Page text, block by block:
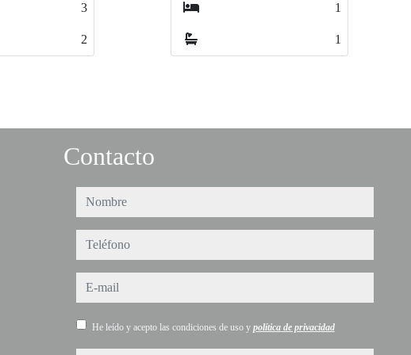
1
1
2
2
Contacto
nombre
teléfono
e-mail
He leído y acepto las condiciones de uso y política de privacidad